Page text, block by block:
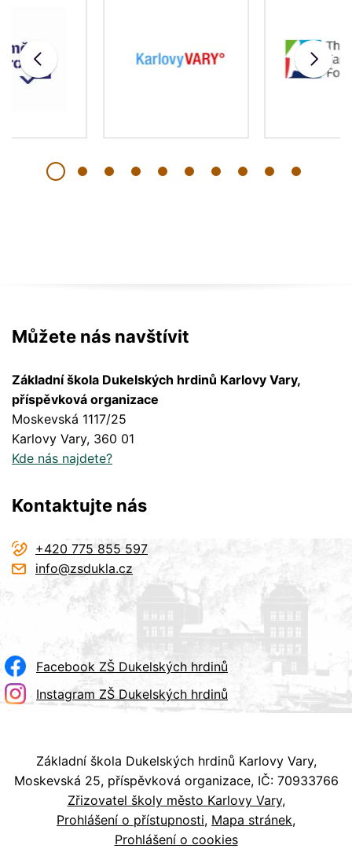
Můžete nás navštívit
Základní škola Dukelských hrdinů Karlovy Vary,
příspěvková organizace
Moskevská 1117/25
Karlovy Vary, 360 01
Kde nás najdete?
Kontaktujte nás
+420 775 855 597
info@zsdukla.cz
Facebook ZŠ Dukelských hrdinů
Instagram ZŠ Dukelských hrdinů
Základní škola Dukelských hrdinů Karlovy Vary,
Moskevská 25, příspěvková organizace, IČ: 70933766
Zřizovatel školy město Karlovy Vary
Prohlášení o přístupnosti Mapa stránek
Prohlášení o cookies